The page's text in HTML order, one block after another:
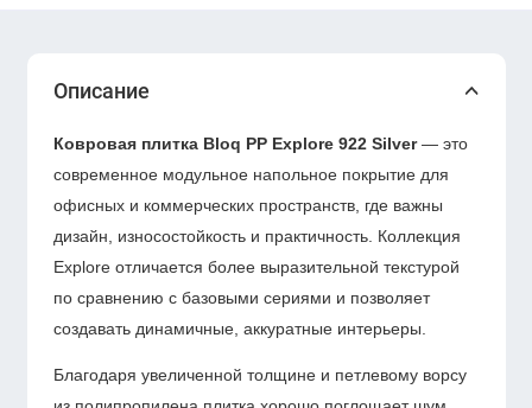
Описание
Ковровая плитка Bloq PP Explore 922 Silver— это
современное модульное напольное покрытие для
офисных и коммерческих пространств, где важны
дизайн, износостойкость и практичность. Коллекция
Explore отличается более выразительной текстурой
по сравнению с базовыми сериями и позволяет
создавать динамичные, аккуратные интерьеры.
Благодаря увеличенной толщине и петлевому ворсу